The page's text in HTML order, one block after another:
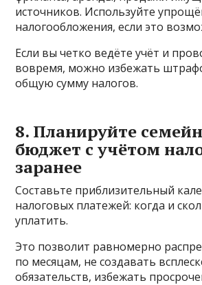
источников. Используйте
налогообложения, если это
Если вы четко ведёте учёт и
вовремя, можно избежать
общую сумму налогов.
8. Планируйте
бюджет с учётом
заранее
Составьте приблизительный
налоговых платежей: когда и
уплатить.
Это позволит равномерно
по месяцам, не создавать
обязательств, избежать